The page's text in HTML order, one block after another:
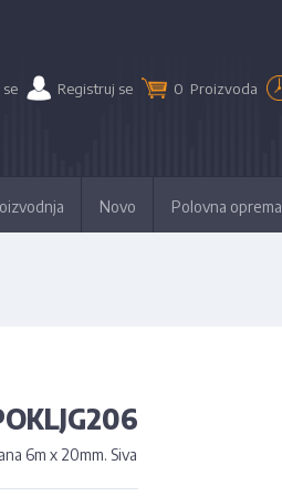
se Registruj se 0 Proizvoda
Novo Polovna oprema
6m x 20mm. Siva